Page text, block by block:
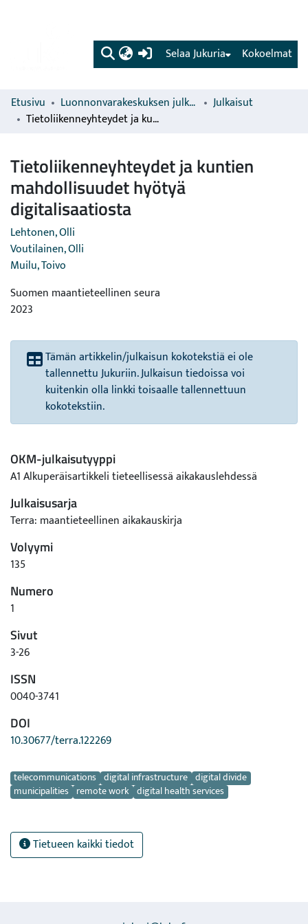
(current) Kokoelmat
Selaa Jukuria
Etusivu Luonnonvarakeskuksen julkaisut
Julkaisut
Tietoliikenneyhteydet ja kuntien mahdollisuudet hyötyä digitalisaatiosta
Tietoliikenneyhteydet ja kuntien
mahdollisuudet hyötyä
digitalisaatiosta
Lehtonen, Olli
Voutilainen, Olli
Muilu, Toivo
Suomen maantieteellinen seura
2023
Tämän artikkelin/julkaisun kokotekstiä ei ole
tallennettu Jukuriin. Julkaisun tiedoissa voi
kuitenkin olla linkki toisaalle tallennettuun
kokotekstiin.
OKM-julkaisutyyppi
A1 Alkuperäisartikkeli tieteellisessä aikakauslehdessä
Julkaisusarja
Terra: maantieteellinen aikakauskirja
Volyymi
135
Numero
1
Sivut
3-26
ISSN
0040-3741
DOI
10.30677/terra.122269
Avainsanat
telecommunications digital infrastructure digital divide
municipalities remote work digital health services
Tietueen kaikki tiedot